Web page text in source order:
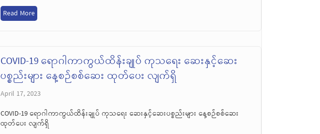
Read More
COVID-19 ရောဂါကာကွယ်ထိန်းချုပ် ကုသရေး ဆေးနှင့်ဆေး
ပစ္စည်းများ နေ့စဉ်စစ်ဆေး ထုတ်ပေး လျက်ရှိ
April 17, 2023
COVID-19 ရောဂါကာကွယ်ထိန်းချုပ် ကုသရေး ဆေးနှင့်ဆေးပစ္စည်းများ နေ့စဉ်စစ်ဆေး
ထုတ်ပေး လျက်ရှိ